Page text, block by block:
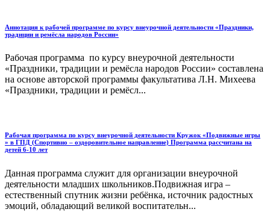
Аннотация к рабочей программе по курсу внеурочной деятельности «Праздники,
традиции и ремёсла народов России»
Рабочая программа по курсу внеурочной деятельности
«Праздники, традиции и ремёсла народов России» составлена
на основе авторской программы факультатива Л.Н. Михеева
«Праздники, традиции и ремёсл...
Рабочая программа по курсу внеурочной деятельности Кружок «Подвижные игры
» в ГПД (Спортивно – оздоровительное направление) Программа рассчитана на
детей 6-10 лет
Данная программа служит для организации внеурочной
деятельности младших школьников.Подвижная игра –
естественный спутник жизни ребёнка, источник радостных
эмоций, обладающий великой воспитательн...